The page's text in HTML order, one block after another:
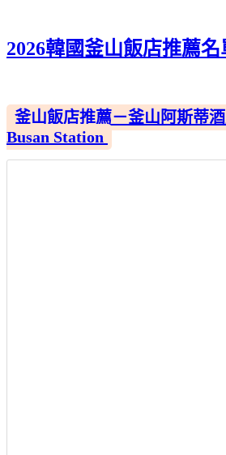
2026韓國釜山飯店推薦名
釜山飯店推薦－釜山阿斯蒂
Busan Station